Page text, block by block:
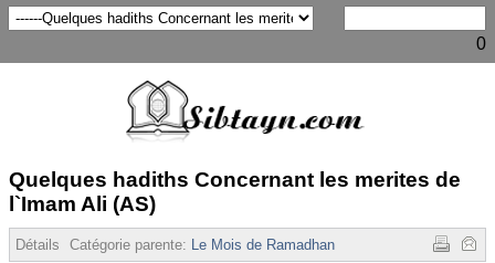
0
Quelques hadiths Concernant les merites de
l`Imam Ali (AS)
Détails Catégorie parente: Le Mois de Ramadhan 32742